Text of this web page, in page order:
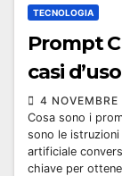
TECNOLOGIA
Prompt
casi d’uso
4
Cosa sono i
sono le
artificiale
chiave per